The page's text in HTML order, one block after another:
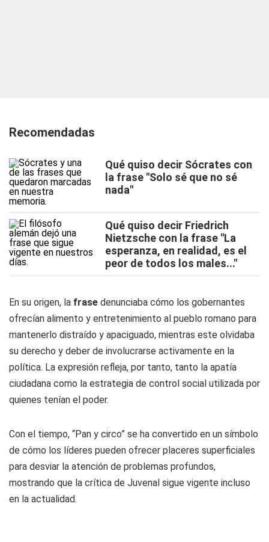
Recomendadas
Qué quiso decir Sócrates con
la frase "Solo sé que no sé
nada"
Qué quiso decir Friedrich
Nietzsche con la frase "La
esperanza, en realidad, es el
peor de todos los males..."
En su origen, la frase denunciaba cómo los gobernantes
ofrecían alimento y entretenimiento al pueblo romano para
mantenerlo distraído y apaciguado, mientras este olvidaba
su derecho y deber de involucrarse activamente en la
política. La expresión refleja, por tanto, tanto la apatía
ciudadana como la estrategia de control social utilizada por
quienes tenían el poder.
Con el tiempo, “Pan y circo” se ha convertido en un símbolo
de cómo los líderes pueden ofrecer placeres superficiales
para desviar la atención de problemas profundos,
mostrando que la crítica de Juvenal sigue vigente incluso
en la actualidad.